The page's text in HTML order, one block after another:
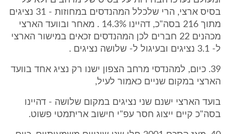
בסיס ארצי, הרי שלכלל המהנדסים במחוזות - 31 נציגים
מתוך 216 בסה"כ, דהיינו 14.3% . מאחר ובוועד הארצי
מכהנים 22 חברים לכן המהנדסים זכאים במישור הארצי
ל- 3.1 נציגים ובעיגול ל- שלושה נציגים .
39. כיום, למהנדסי מרחב הצפון ישנו רק נציג אחד בוועד
הארצי במקום שניים כאמור לעיל,
בועד הארצי ישנם שני נציגים במקום שלושה - דהיינו
בסה"כ קיים ייצוג חסר עפ"י חישוב אריתמטי פשוט.